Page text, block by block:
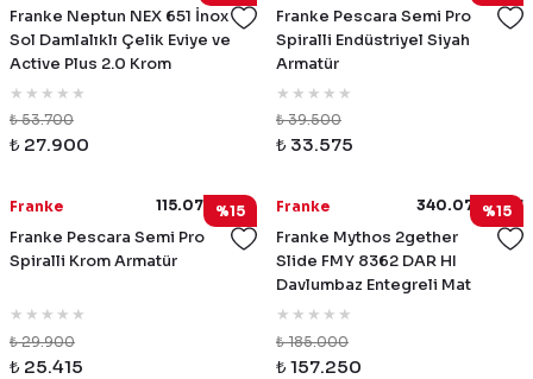
Franke Neptun NEX 651 İnox
Sol Damlalıklı Çelik Eviye ve
Active Plus 2.0 Krom
Armatür
₺ 53.700
₺ 27.900
Franke Pescara Semi Pro
Spiralli Endüstriyel Siyah
Armatür
₺ 39.500
₺ 33.575
%15
Franke 115.0741.700
Franke Pescara Semi Pro
Spiralli Krom Armatür
₺ 29.900
₺ 25.415
%15
Franke 340.0731.787
Franke Mythos 2gether
Slide FMY 8362 DAR HI
Davlumbaz Entegreli Mat
Siyah Ocak
₺ 185.000
₺ 157.250